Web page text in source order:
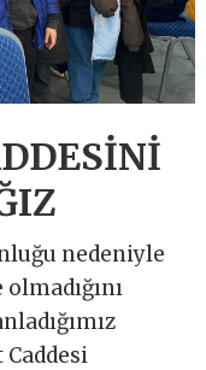
nedeniyle